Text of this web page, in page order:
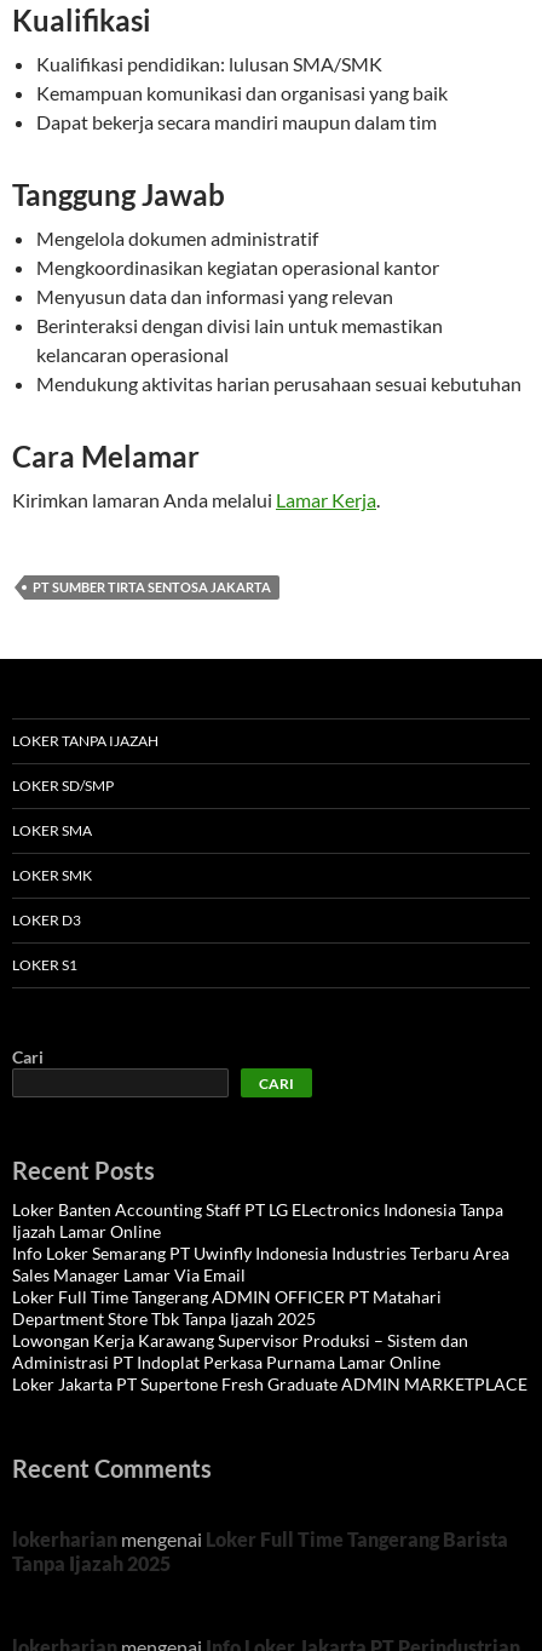
Kualifikasi
Kualifikasi pendidikan: lulusan SMA/SMK
Kemampuan komunikasi dan organisasi yang baik
Dapat bekerja secara mandiri maupun dalam tim
Tanggung Jawab
Mengelola dokumen administratif
Mengkoordinasikan kegiatan operasional kantor
Menyusun data dan informasi yang relevan
Berinteraksi dengan divisi lain untuk memastikan
kelancaran operasional
Mendukung aktivitas harian perusahaan sesuai kebutuhan
Cara Melamar
Kirimkan lamaran Anda melalui Lamar Kerja.
PT SUMBER TIRTA SENTOSA JAKARTA
LOKER TANPA IJAZAH
LOKER SD/SMP
LOKER SMA
LOKER SMK
LOKER D3
LOKER S1
Cari
CARI
Recent Posts
Loker Banten Accounting Staff PT LG ELectronics Indonesia Tanpa
Ijazah Lamar Online
Info Loker Semarang PT Uwinfly Indonesia Industries Terbaru Area
Sales Manager Lamar Via Email
Loker Full Time Tangerang ADMIN OFFICER PT Matahari
Department Store Tbk Tanpa Ijazah 2025
Lowongan Kerja Karawang Supervisor Produksi – Sistem dan
Administrasi PT Indoplat Perkasa Purnama Lamar Online
Loker Jakarta PT Supertone Fresh Graduate ADMIN MARKETPLACE
Recent Comments
lokerharian mengenai Loker Full Time Tangerang Barista
Tanpa Ijazah 2025